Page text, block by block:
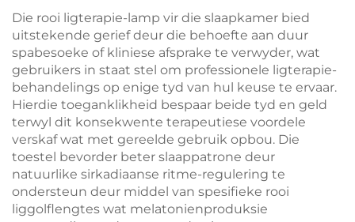
Wit Liggaam LED
Boeklig
Die rooi ligterapie-lamp vir die slaapkamer bied
uitstekende gerief deur die behoefte aan duur
spabesoeke of kliniese afsprake te verwyder, wat
gebruikers in staat stel om professionele ligterapie-
behandelings op enige tyd van hul keuse te ervaar.
Hierdie toeganklikheid bespaar beide tyd en geld
terwyl dit konsekwente terapeutiese voordele
verskaf wat met gereelde gebruik opbou. Die
toestel bevorder beter slaappatrone deur
natuurlike sirkadiaanse ritme-regulering te
ondersteun deur middel van spesifieke rooi
liggolflengtes wat melatonienproduksie